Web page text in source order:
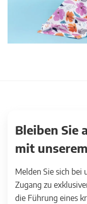
Bleiben Sie
mit
Melden Sie sich bei
Zugang zu
die Führung eines